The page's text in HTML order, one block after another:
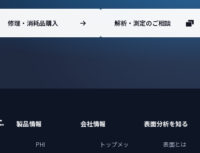
修理・消耗品購入 解析・測定のご相談
製品情報
PHI
会社情報
トップメッ
表面分析を知る
表面とは